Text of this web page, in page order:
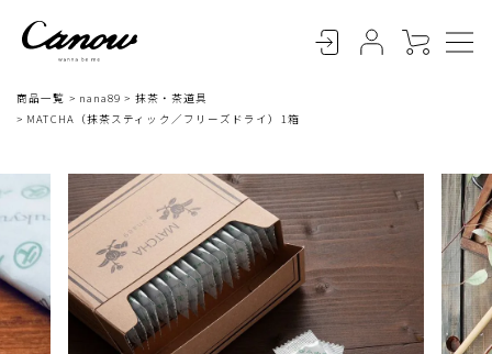
商品一覧 nana89
抹茶・茶道具
MATCHA（抹茶スティック／フリーズドライ）1箱